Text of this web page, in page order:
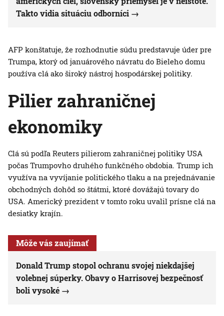
Takto vidia situáciu odborníci
AFP konštatuje, že rozhodnutie súdu predstavuje úder pre
Trumpa, ktorý od januárového návratu do Bieleho domu
používa clá ako široký nástroj hospodárskej politiky.
Pilier zahraničnej
ekonomiky
Clá sú podľa Reuters pilierom zahraničnej politiky USA
počas Trumpovho druhého funkčného obdobia. Trump ich
využíva na vyvíjanie politického tlaku a na prejednávanie
obchodných dohôd so štátmi, ktoré dovážajú tovary do
USA. Americký prezident v tomto roku uvalil prísne clá na
desiatky krajín.
Môže vás zaujímať
Donald Trump stopol ochranu svojej niekdajšej
volebnej súperky. Obavy o Harrisovej bezpečnosť
boli vysoké